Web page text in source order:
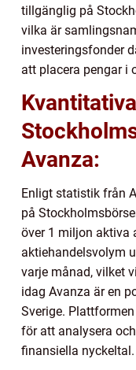
tillgänglig på
vilka är
investeringsfonder
att placera pengar i
Avanza:
Enligt statistik från
på
över 1 miljon aktiva
aktiehandelsvolym
varje månad, vilket
idag Avanza är en
Sverige.
för att analysera
finansiella nyckeltal.